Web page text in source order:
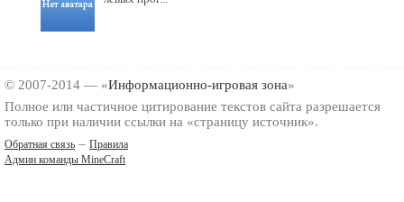
© 2007-2014 — «Информационно-игровая зона»
Полное или частичное цитирование текстов сайта разрешается
только при наличии ссылки на «страницу источник».
Обратная связь – Правила
Админ команды MineCraft